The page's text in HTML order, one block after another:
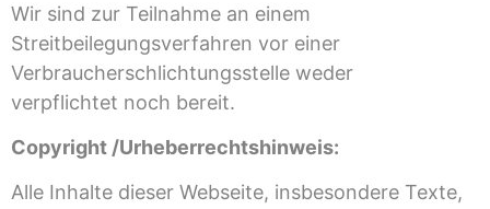
Wir sind zur Teilnahme an einem
Streitbeilegungsverfahren vor einer
Verbraucherschlichtungsstelle weder
verpflichtet noch bereit.
Copyright /Urheberrechtshinweis:
Alle Inhalte dieser Webseite, insbesondere Texte,